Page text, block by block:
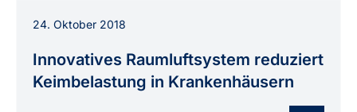
(INP/Eric Timmermann)
24. Oktober 2018
Innovatives Raumluftsystem reduziert
Keimbelastung in Krankenhäusern